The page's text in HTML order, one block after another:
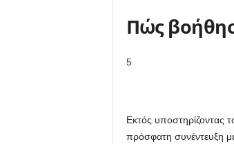
Πώς
5
Εκτός υποστηρίζοντας
πρόσφατη συνέντευξη